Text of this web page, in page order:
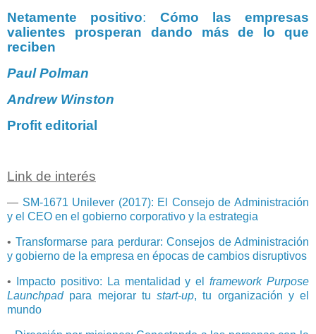
Netamente positivo: Cómo las empresas
valientes prosperan dando más de lo que
reciben
Paul Polman
Andrew Winston
Profit editorial
Link de interés
― SM-1671 Unilever (2017): El Consejo de Administración
y el CEO en el gobierno corporativo y la estrategia
• Transformarse para perdurar: Consejos de Administración
y gobierno de la empresa en épocas de cambios disruptivos
• Impacto positivo: La mentalidad y elframework Purpose
Launchpadpara mejorar tu start-up, tu organización y el
mundo